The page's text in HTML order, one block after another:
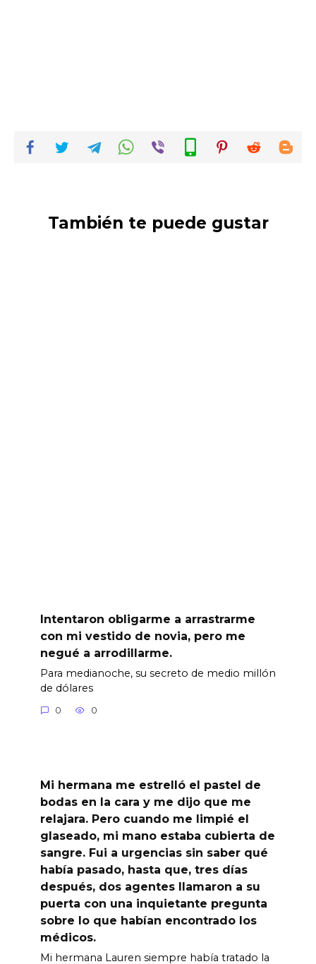
También te puede gustar
Intentaron obligarme a arrastrarme
con mi vestido de novia, pero me
negué a arrodillarme.
Para medianoche, su secreto de medio millón
de dólares
0 0
Mi hermana me estrelló el pastel de
bodas en la cara y me dijo que me
relajara. Pero cuando me limpié el
glaseado, mi mano estaba cubierta de
sangre. Fui a urgencias sin saber qué
había pasado, hasta que, tres días
después, dos agentes llamaron a su
puerta con una inquietante pregunta
sobre lo que habían encontrado los
médicos.
Mi hermana Lauren siempre había tratado la